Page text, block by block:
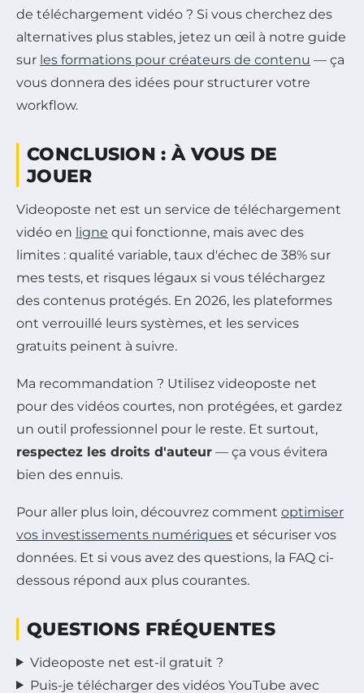
de téléchargement vidéo ? Si vous cherchez des
alternatives plus stables, jetez un œil à notre guide
sur les formations pour créateurs de contenu — ça
vous donnera des idées pour structurer votre
workflow.
CONCLUSION : À VOUS DE
JOUER
Videoposte net est un service de téléchargement
vidéo en ligne qui fonctionne, mais avec des
limites : qualité variable, taux d'échec de 38% sur
mes tests, et risques légaux si vous téléchargez
des contenus protégés. En 2026, les plateformes
ont verrouillé leurs systèmes, et les services
gratuits peinent à suivre.
Ma recommandation ? Utilisez videoposte net
pour des vidéos courtes, non protégées, et gardez
un outil professionnel pour le reste. Et surtout,
respectez les droits d'auteur — ça vous évitera
bien des ennuis.
Pour aller plus loin, découvrez comment optimiser
vos investissements numériques et sécuriser vos
données. Et si vous avez des questions, la FAQ ci-
dessous répond aux plus courantes.
QUESTIONS FRÉQUENTES
Videoposte net est-il gratuit ?
Puis-je télécharger des vidéos YouTube avec